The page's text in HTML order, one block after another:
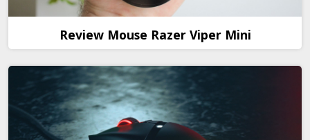
Review Mouse Razer Viper Mini